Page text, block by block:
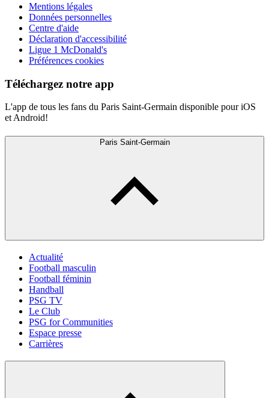
Mentions légales
Données personnelles
Centre d'aide
Déclaration d'accessibilité
Ligue 1 McDonald's
Préférences cookies
Téléchargez notre app
L'app de tous les fans du Paris Saint-Germain disponible pour iOS
et Android!
Paris Saint-Germain
Actualité
Football masculin
Football féminin
Handball
PSG TV
Le Club
PSG for Communities
Espace presse
Carrières